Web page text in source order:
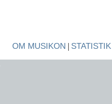
OM MUSIKON | STATISTIK